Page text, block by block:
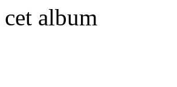
album